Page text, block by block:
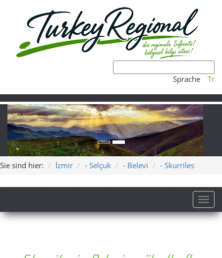
Sprache Tr
Sie sind hier: İzmir - Selçuk - Belevi - Skurriles
Skurriles in Belevi – rätselhafte
Orte, kuriose Details und stille